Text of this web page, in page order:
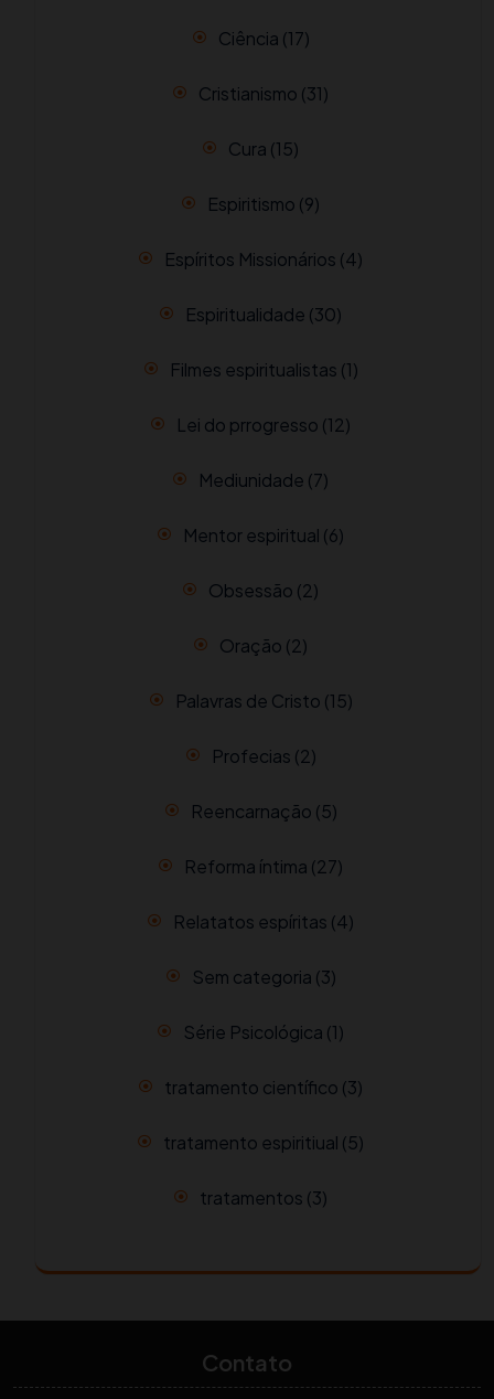
Ciência (17)
Cristianismo (31)
Cura (15)
Espiritismo (9)
Espíritos Missionários (4)
Espiritualidade (30)
Filmes espiritualistas (1)
Lei do prrogresso (12)
Mediunidade (7)
Mentor espiritual (6)
Obsessão (2)
Oração (2)
Palavras de Cristo (15)
Profecias (2)
Reencarnação (5)
Reforma íntima (27)
Relatatos espíritas (4)
Sem categoria (3)
Série Psicológica (1)
tratamento científico (3)
tratamento espiritiual (5)
tratamentos (3)
Contato